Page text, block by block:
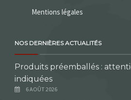
Mentions légales
NOS DERNIÈRES ACTUALITÉS
Produits préemballés :
indiquées
6 AOÛT 2026